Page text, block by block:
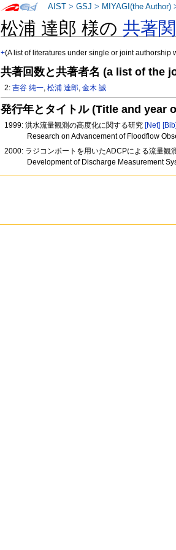
松浦 達郎 様の共著
+(A list of literatures under single or joint authorship
共著回数と共著者名 (a list of the
2:吉谷 純一,松浦 達郎,金木 誠
発行年とタイトル (Title and year
1999: 洪水流量観測の高度化に関する研究 [Net] [Bib]
Research on Advancement of Floodflow
2000: ラジコンボートを用いたADCPによる流量観
Development of Discharge Measurement
AIST >GSJ > MIYAGI(the Author)